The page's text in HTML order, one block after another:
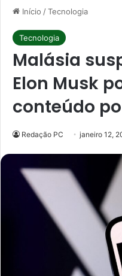
Início /Tecnologia
Tecnologia
Malásia
Elon Musk
conteúdo
Redação PC janeiro 12,